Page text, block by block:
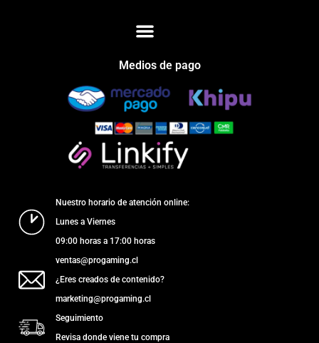
Medios de pago
Nuestro horario de atención online:
Lunes a Viernes
09:00 horas a 17:00 horas
ventas@progaming.cl
¿Eres creados de contenido?
marketing@progaming.cl
Seguimiento
Revisa donde viene tu compra